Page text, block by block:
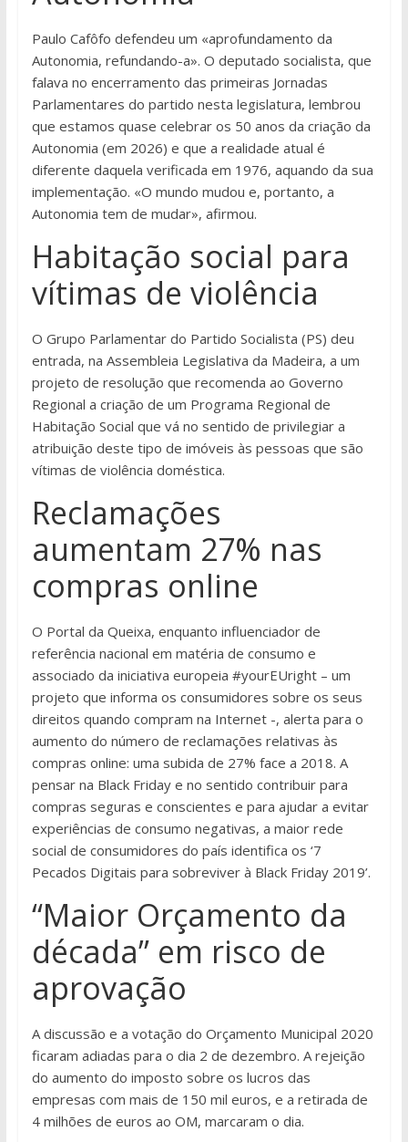
Paulo Cafôfo defendeu um «aprofundamento da
Autonomia, refundando-a». O deputado socialista, que
falava no encerramento das primeiras Jornadas
Parlamentares do partido nesta legislatura, lembrou
que estamos quase celebrar os 50 anos da criação da
Autonomia (em 2026) e que a realidade atual é
diferente daquela verificada em 1976, aquando da sua
implementação. «O mundo mudou e, portanto, a
Autonomia tem de mudar», afirmou.
Habitação social para
vítimas de violência
O Grupo Parlamentar do Partido Socialista (PS) deu
entrada, na Assembleia Legislativa da Madeira, a um
projeto de resolução que recomenda ao Governo
Regional a criação de um Programa Regional de
Habitação Social que vá no sentido de privilegiar a
atribuição deste tipo de imóveis às pessoas que são
vítimas de violência doméstica.
Reclamações
aumentam 27% nas
compras online
O Portal da Queixa, enquanto influenciador de
referência nacional em matéria de consumo e
associado da iniciativa europeia #yourEUright – um
projeto que informa os consumidores sobre os seus
direitos quando compram na Internet -, alerta para o
aumento do número de reclamações relativas às
compras online: uma subida de 27% face a 2018. A
pensar na Black Friday e no sentido contribuir para
compras seguras e conscientes e para ajudar a evitar
experiências de consumo negativas, a maior rede
social de consumidores do país identifica os ‘7
Pecados Digitais para sobreviver à Black Friday 2019’.
“Maior Orçamento da
década” em risco de
aprovação
A discussão e a votação do Orçamento Municipal 2020
ficaram adiadas para o dia 2 de dezembro. A rejeição
do aumento do imposto sobre os lucros das
empresas com mais de 150 mil euros, e a retirada de
4 milhões de euros ao OM, marcaram o dia.